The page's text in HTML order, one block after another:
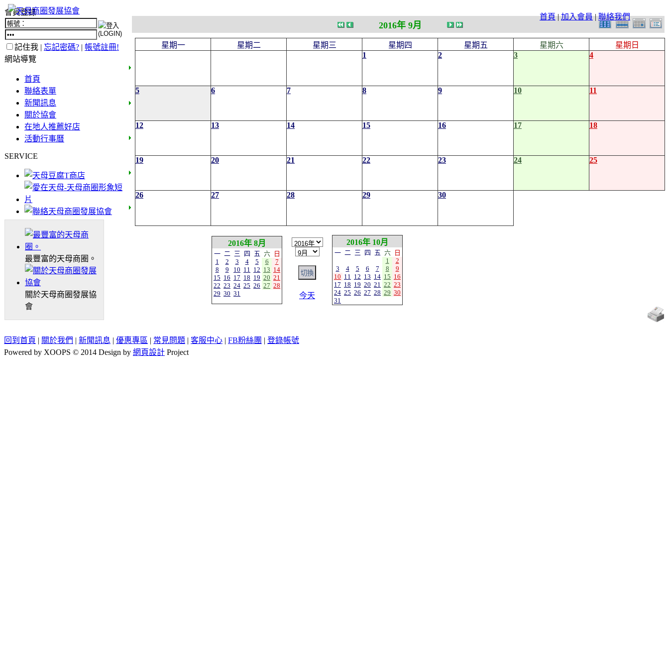
首頁|加入會員|聯絡我們
會員登錄
記住我 | 忘記密碼? | 帳號註冊!
網站導覽
首頁
聯絡表單
新聞訊息
關於協會
在地人推薦好店
活動行事曆
SERVICE
最豐富的天母商圈。
關於天母商圈發展協
會
2016年 9月
星期一 星期二 星期三 星期四 星期五 星期六
星期日
1
2 3 4
5 6 7 8 9 10 11
12 13 14 15 16 17 18
19 20 21 22 23 24 25
26 27 28 29 30
2016年 8月
一 二 三 四 五 六
日
1
2 3 4 5 6
7
8
9 10 11 12 13 14
15 16 17 18 19 20 21
22 23 24 25 26 27 28
29 30 31 今天
2016年 10月
一 二 三 四 五 六
日
1
2
3
4 5 6 7 8
9
10 11 12 13 14 15 16
17 18 19 20 21 22 23
24 25 26 27 28 29 30
31
回到首頁 | 關於我們 | 新聞訊息 | 優惠專區 | 常見問題 | 客服中心 | FB粉絲團 | 登錄帳號
Powered by XOOPS © 2014 Design by 網頁設計 Project